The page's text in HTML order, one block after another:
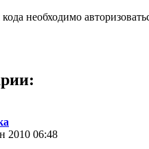
необходимо
2010 06:48